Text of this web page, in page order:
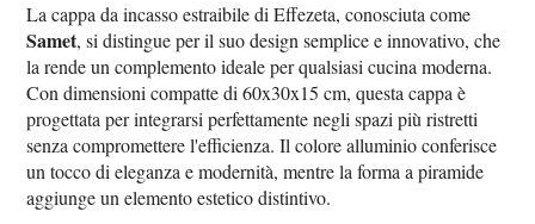
La cappa da incasso estraibile di Effezeta, conosciuta come
Samet, si distingue per il suo design semplice e innovativo, che
la rende un complemento ideale per qualsiasi cucina moderna.
Con dimensioni compatte di 60x30x15 cm, questa cappa è
progettata per integrarsi perfettamente negli spazi più ristretti
senza compromettere l'efficienza. Il colore alluminio conferisce
un tocco di eleganza e modernità, mentre la forma a piramide
aggiunge un elemento estetico distintivo.